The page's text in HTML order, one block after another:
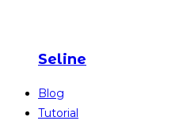
Seline
Blog
Tutorial